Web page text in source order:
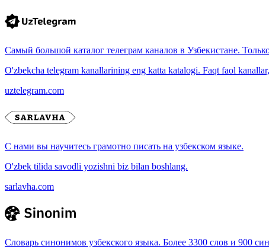
Самый большой каталог телеграм каналов в Узбекистане.
O'zbekcha telegram kanallarining eng katta katalogi. Faqt faol
uztelegram.com
С нами вы научитесь грамотно писать на узбекском языке.
O'zbek tilida savodli yozishni biz bilan boshlang.
sarlavha.com
Словарь синонимов узбекского языка. Более 3300 слов и 900